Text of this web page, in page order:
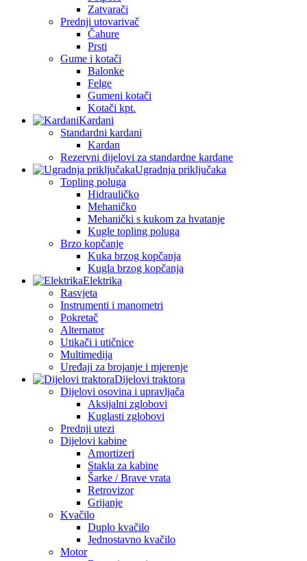
Zatvarači
Prednji utovarivač
Čahure
Prsti
Gume i kotači
Balonke
Felge
Gumeni kotači
Kotači kpt.
Kardani
Standardni kardani
Kardan
Rezervni dijelovi za standardne kardane
Ugradnja priključaka
Topling poluga
Hidrauličko
Mehaničko
Mehanički s kukom za hvatanje
Kugle topling poluga
Brzo kopčanje
Kuka brzog kopčanja
Kugla brzog kopčanja
Elektrika
Rasvjeta
Instrumenti i manometri
Pokretač
Alternator
Utikači i utičnice
Multimedija
Uređaji za brojanje i mjerenje
Dijelovi traktora
Dijelovi osovina i upravljača
Aksijalni zglobovi
Kuglasti zglobovi
Prednji utezi
Dijelovi kabine
Amortizeri
Stakla za kabine
Šarke / Brave vrata
Retrovizor
Grijanje
Kvačilo
Duplo kvačilo
Jednostavno kvačilo
Motor